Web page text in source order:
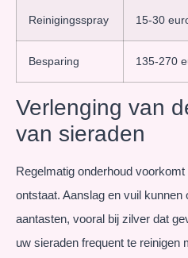
Reinigingsspray 15-30
Besparing 135-270
Verlenging van
van sieraden
Regelmatig onderhoud voorkomt
ontstaat. Aanslag en vuil kunnen
aantasten, vooral bij zilver dat
uw sieraden frequent te reinigen